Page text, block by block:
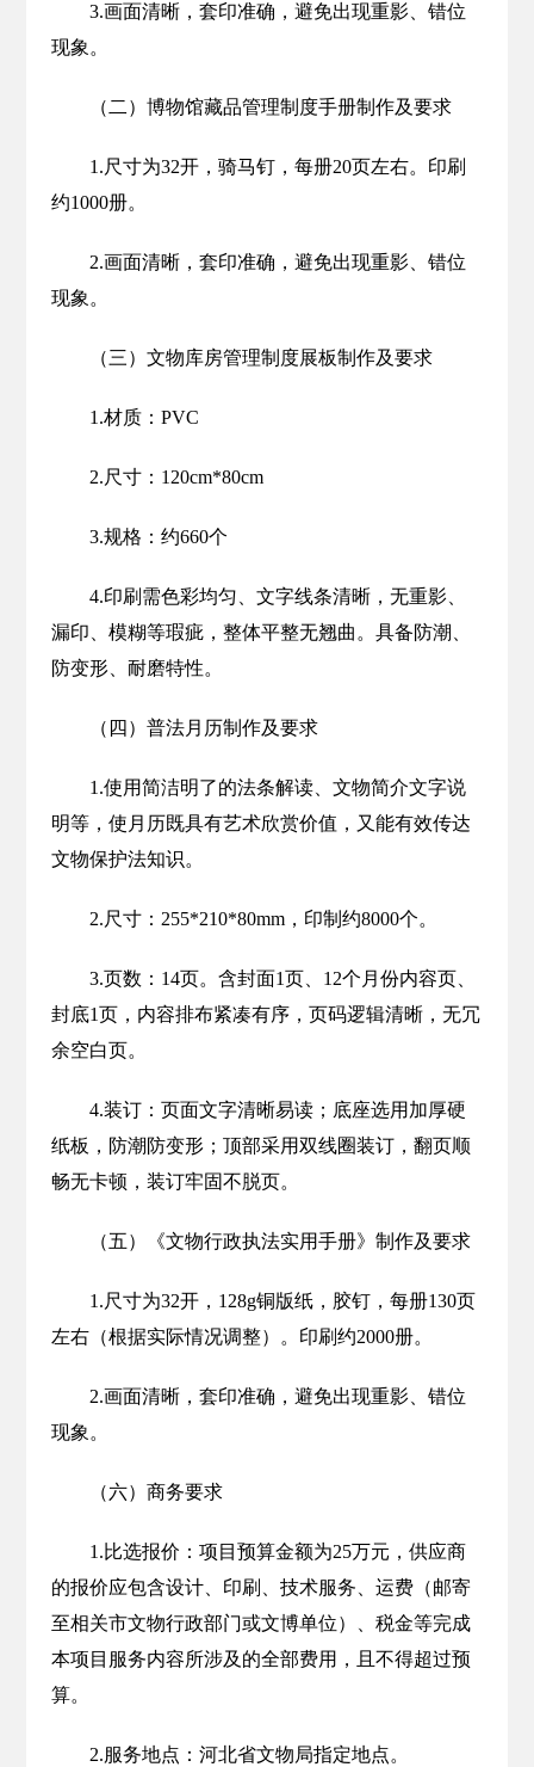
3.画面清晰，套印准确，避免出现重影、错位
现象。
（二）博物馆藏品管理制度手册制作及要求
1.尺寸为32开，骑马钉，每册20页左右。印刷
约1000册。
2.画面清晰，套印准确，避免出现重影、错位
现象。
（三）文物库房管理制度展板制作及要求
1.材质：PVC
2.尺寸：120cm*80cm
3.规格：约660个
4.印刷需色彩均匀、文字线条清晰，无重影、
漏印、模糊等瑕疵，整体平整无翘曲。具备防潮、
防变形、耐磨特性。
（四）普法月历制作及要求
1.使用简洁明了的法条解读、文物简介文字说
明等，使月历既具有艺术欣赏价值，又能有效传达
文物保护法知识。
2.尺寸：255*210*80mm，印制约8000个。
3.页数：14页。含封面1页、12个月份内容页、
封底1页，内容排布紧凑有序，页码逻辑清晰，无冗
余空白页。
4.装订：页面文字清晰易读；底座选用加厚硬
纸板，防潮防变形；顶部采用双线圈装订，翻页顺
畅无卡顿，装订牢固不脱页。
（五）《文物行政执法实用手册》制作及要求
1.尺寸为32开，128g铜版纸，胶钉，每册130页
左右（根据实际情况调整）。印刷约2000册。
2.画面清晰，套印准确，避免出现重影、错位
现象。
（六）商务要求
1.比选报价：项目预算金额为25万元，供应商
的报价应包含设计、印刷、技术服务、运费（邮寄
至相关市文物行政部门或文博单位）、税金等完成
本项目服务内容所涉及的全部费用，且不得超过预
算。
2.服务地点：河北省文物局指定地点。